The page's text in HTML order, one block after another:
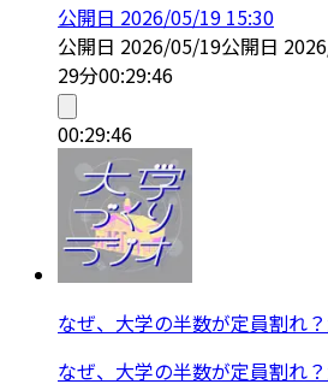
公開日 2026/05/19 15:30
公開日 2026/05/19公開日
29分00:29:46
00:29:46
なぜ、大学の半数が定員割れ
なぜ、大学の半数が定員割れ